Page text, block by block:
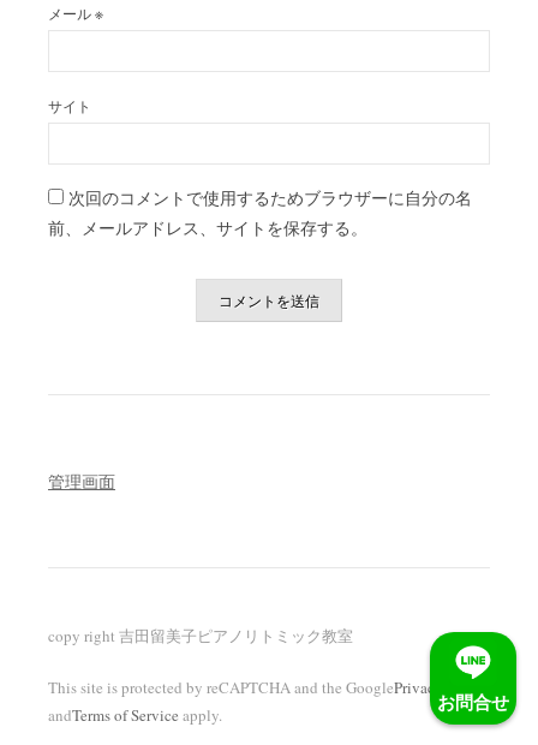
メール※
サイト
次回のコメントで使用するためブラウザーに自分の名
前、メールアドレス、サイトを保存する。
管理画面
copy right 吉田留美子ピアノリトミック教室
This site is protected by reCAPTCHA and the GooglePrivacy Policy
andTerms of Service apply. お問合せ